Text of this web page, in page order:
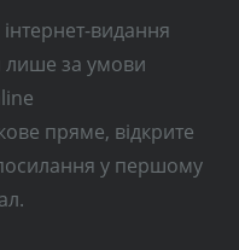
видання
лише за умови
пряме, відкрите
у першому